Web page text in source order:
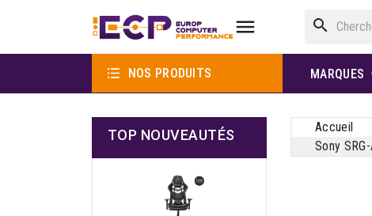
 search
 NOS PRODUITS MARQUES
TOP NOUVEAUTÉS Accueil
Sony